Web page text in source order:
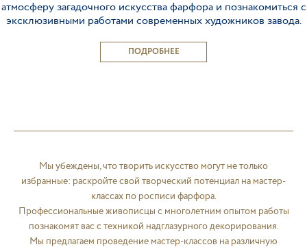
атмосферу загадочного искусства фарфора и познакомиться с
эксклюзивными работами современных художников завода.
ПОДРОБНЕЕ
Мы убеждены, что творить искусство могут не только
избранные: раскройте свой творческий потенциал на мастер-
классах по росписи фарфора.
Профессиональные живописцы с многолетним опытом работы
познакомят вас с техникой надглазурного декорирования.
Мы предлагаем проведение мастер-классов на различную